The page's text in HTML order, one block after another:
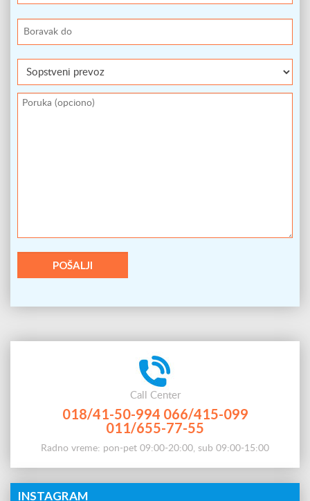
Call Center
018/41-50-994 066/415-099
011/655-77-55
Radno vreme: pon-pet 09:00-20:00, sub 09:00-15:00
INSTAGRAM